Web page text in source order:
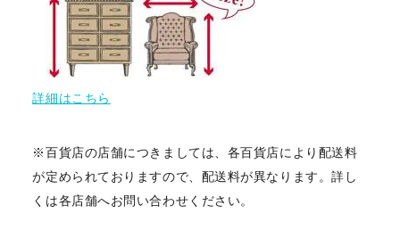
詳細はこちら
※百貨店の店舗につきましては、各百貨店により配送料
が定められておりますので、配送料が異なります。詳し
くは各店舗へお問い合わせください。